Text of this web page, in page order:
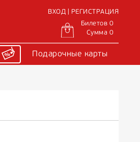
ВХОД | РЕГИСТРАЦИЯ
Билетов 0
Сумма 0
Подарочные карты